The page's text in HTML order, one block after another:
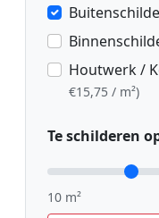
Houtwerk /
€15,75 / m²)
Te schilderen
10 m²